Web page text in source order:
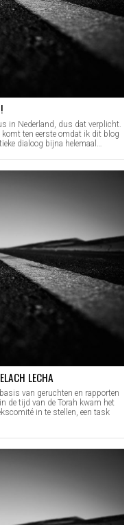
in Nederland, dus dat verplicht.
ten eerste omdat ik dit blog
dialoog bijna helemaal…
LECHA
van geruchten en rapporten
de tijd van de Torah kwam het
in te stellen, een task